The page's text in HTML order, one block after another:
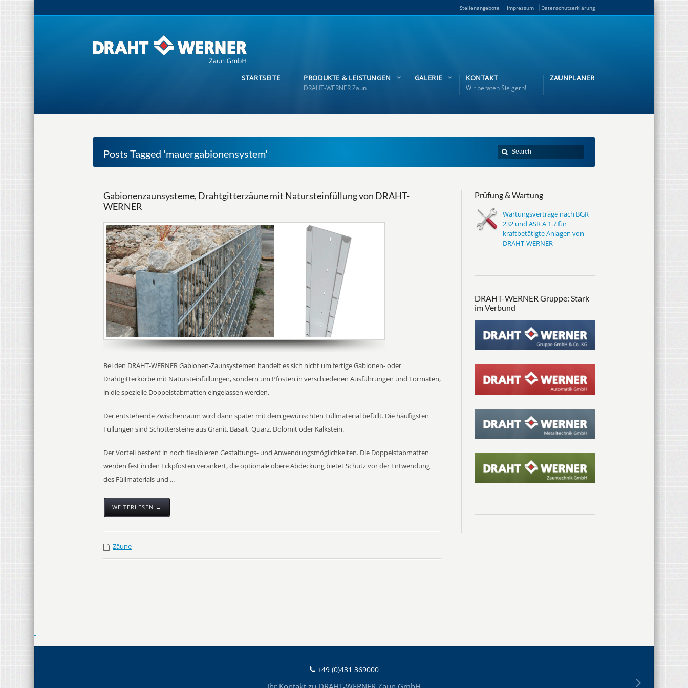
Stellenangebote Impressum Datenschutzerklärung
STARTSEITE PRODUKTE & LEISTUNGEN
DRAHT-WERNER Zaun
GALERIE KONTAKT
Wir beraten Sie gern!
ZAUNPLANER
Posts Tagged 'mauergabionensystem'
Gabionenzaunsysteme, Drahtgitterzäune mit Natursteinfüllung von DRAHT-
WERNER
Bei den DRAHT-WERNER Gabionen-Zaunsystemen handelt es sich nicht um fertige Gabionen- oder
Drahtgitterkörbe mit Natursteinfüllungen, sondern um Pfosten in verschiedenen Ausführungen und Formaten,
in die spezielle Doppelstabmatten eingelassen werden.
Der entstehende Zwischenraum wird dann später mit dem gewünschten Füllmaterial befüllt. Die häufigsten
Füllungen sind Schottersteine aus Granit, Basalt, Quarz, Dolomit oder Kalkstein.
Der Vorteil besteht in noch flexibleren Gestaltungs- und Anwendungsmöglichkeiten. Die Doppelstabmatten
werden fest in den Eckpfosten verankert, die optionale obere Abdeckung bietet Schutz vor der Entwendung
des Füllmaterials und ...
WEITERLESEN →
Zäune
Prüfung & Wartung
Wartungsverträge nach BGR
232 und ASR A 1.7 für
kraftbetätigte Anlagen von
DRAHT-WERNER
DRAHT-WERNER Gruppe: Stark
im Verbund
+49 (0)431 369000